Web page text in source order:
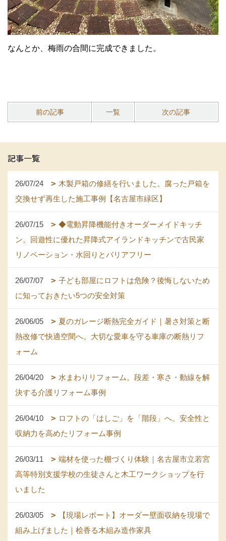
なんとか、梅雨の合間に完成できました。
前の記事 一覧 次の記事
記事一覧
26/07/24
木製戸箱の修繕を行いました。腐った戸箱を
交換せず再生した施工事例【名古屋市緑区】
26/07/15
◆電動昇降機能付きオーダーメイドキッチ
ン。回遊性に優れた昇降式アイランドキッチンで古民家
リノベーション・水回りとバリアフリー
26/07/07
子ども部屋にロフトは危険？後悔しないため
に知っておきたい5つの安全対策
26/06/05
夏のガレージ断熱完全ガイド｜暑さ対策と断
熱改修で快適空間へ。大切な愛車を守る車庫の断熱リフ
ォーム
26/04/20
水まわりリフォーム。段差・寒さ・動線を解
決する介護リフォーム事例
26/04/10
ロフトの「はしご」を「階段」へ。安全性と
収納力を高めたリフォーム事例
26/03/11
端材を使った棚づくり体験｜名古屋市立若宮
高等特別支援学校の生徒さんと木工ワークショップを行
いました
26/03/05
【現場レポート】オーダー壁面収納を現場で
組み上げました｜桧香る木組み造作家具